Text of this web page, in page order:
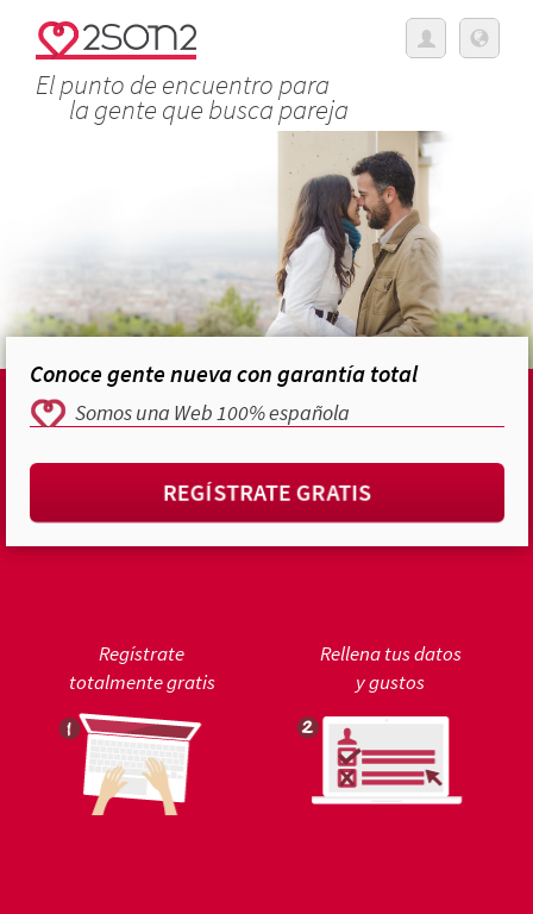
El punto de encuentro para
la gente que busca pareja
Conoce gente nueva con garantía total
Somos una Web 100% española
REGÍSTRATE GRATIS
Regístrate
totalmente gratis
Rellena tus datos
y gustos